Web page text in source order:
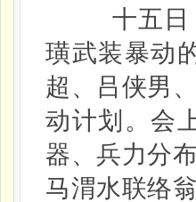
十五日（
璜武装暴动
超、吕侠男
动计划。会
器、兵力分
马渭水联络